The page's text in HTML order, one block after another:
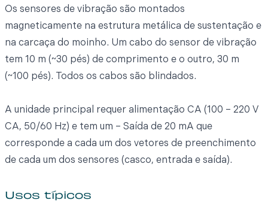
Os sensores de vibração são montados
magneticamente na estrutura metálica de sustentação e
na carcaça do moinho. Um cabo do sensor de vibração
tem 10 m (~30 pés) de comprimento e o outro, 30 m
(~100 pés). Todos os cabos são blindados.
A unidade principal requer alimentação CA (100 – 220 V
CA, 50/60 Hz) e tem um – Saída de 20 mA que
corresponde a cada um dos vetores de preenchimento
de cada um dos sensores (casco, entrada e saída).
Usos típicos